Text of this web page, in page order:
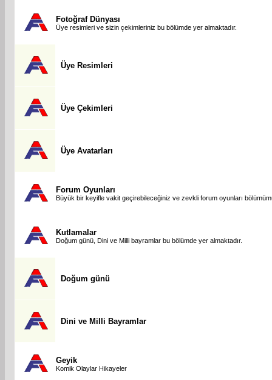
Fotoğraf Dünyası
Üye resimleri ve sizin çekimleriniz bu bölümde yer almaktadır.
Üye Resimleri
Üye Çekimleri
Üye Avatarları
Forum Oyunları
Büyük bir keyifle vakit geçirebileceğiniz ve zevkli forum oyunları
Kutlamalar
Doğum günü, Dini ve Milli bayramlar bu bölümde yer almaktadır.
Doğum günü
Dini ve Milli Bayramlar
Geyik
Komik Olaylar Hikayeler